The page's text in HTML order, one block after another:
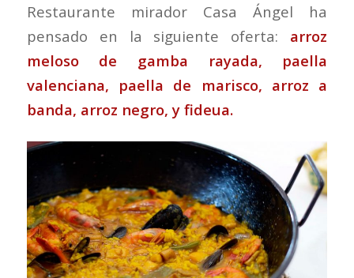
Restaurante mirador Casa Ángel ha
pensado en la siguiente oferta: arroz
meloso de gamba rayada, paella
valenciana, paella de marisco, arroz a
banda, arroz negro, y fideua.